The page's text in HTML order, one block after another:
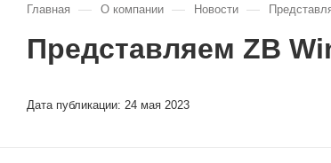
Главная — О компании — Новости —
Представляем ZB
Дата публикации: 24 мая 2023